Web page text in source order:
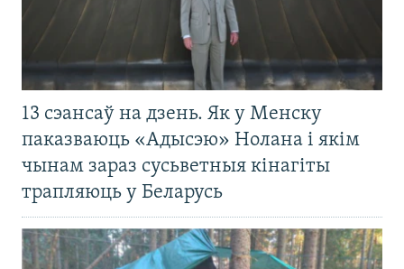
13 сэансаў на дзень. Як у Менску
паказваюць «Адысэю» Нолана і якім
чынам зараз сусьветныя кінагіты
трапляюць у Беларусь